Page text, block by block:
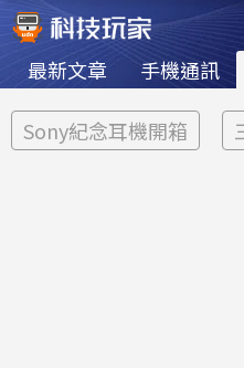
最新文章 手機通訊
Sony紀念耳機開箱